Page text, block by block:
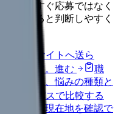
時は、すぐ応募ではなく
を分けると判断しやすく
外部転職サイトへ送ら
ります。 進む
職
迷う前に、悩みの種類と
給料コンパスで比較する
の給料の現在地を確認で